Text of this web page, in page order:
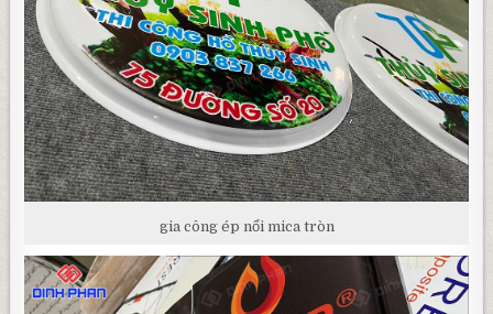
gia công ép nổi mica tròn